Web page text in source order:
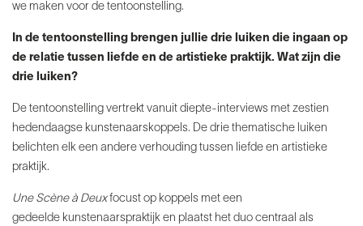
we maken voor de tentoonstelling.
In de tentoonstelling brengen jullie drie luiken die ingaan op
de relatie tussen liefde en de artistieke praktijk. Wat zijn die
drie luiken?
De tentoonstelling vertrekt vanuit diepte-interviews met zestien
hedendaagse kunstenaarskoppels. De drie thematische luiken
belichten elk een andere verhouding tussen liefde en artistieke
praktijk.
Une Scène à Deuxfocust op koppels met een
gedeelde kunstenaarspraktijk en plaatst het duo centraal als